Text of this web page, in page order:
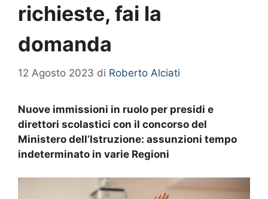
richieste, fai la
domanda
12 Agosto 2023 di Roberto Alciati
Nuove immissioni in ruolo per presidi e
direttori scolastici con il concorso del
Ministero dell’Istruzione: assunzioni tempo
indeterminato in varie Regioni